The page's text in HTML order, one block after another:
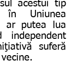
acestui tip
în Uniunea
ar putea lua
suferă